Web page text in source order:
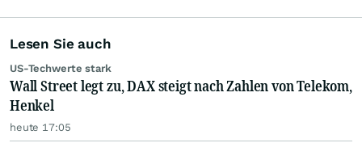
Lesen Sie auch
US-Techwerte stark
Wall Street legt zu, DAX steigt nach Zahlen von Telekom,
Henkel
heute 17:05